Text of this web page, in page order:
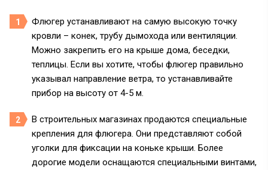
Флюгер устанавливают на самую высокую точку
кровли – конек, трубу дымохода или вентиляции.
Можно закрепить его на крыше дома, беседки,
теплицы. Если вы хотите, чтобы флюгер правильно
указывал направление ветра, то устанавливайте
прибор на высоту от 4-5 м.
В строительных магазинах продаются специальные
крепления для флюгера. Они представляют собой
уголки для фиксации на коньке крыши. Более
дорогие модели оснащаются специальными винтами,